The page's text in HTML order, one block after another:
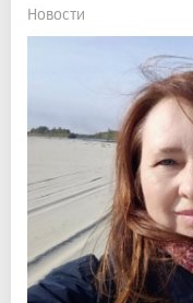
Новости